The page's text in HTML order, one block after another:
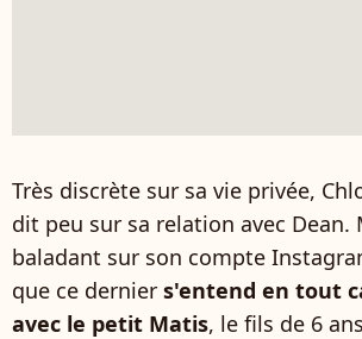
Très discrète sur sa vie privée,
dit peu sur sa relation avec Dean.
baladant sur son compte
que ce dernier s'entend en tout
avec le petit Matis, le fils de 6